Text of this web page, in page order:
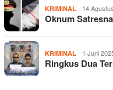
KRIMINAL 14
Oknum
KRIMINAL 1 Juni
Ringkus Dua